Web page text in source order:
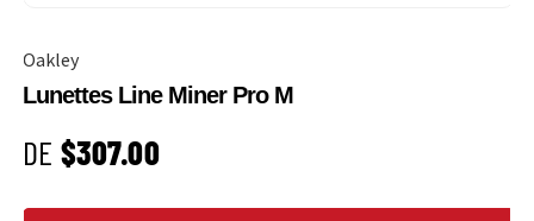
Oakley
Lunettes Line Miner Pro M
PRIX HABITUEL
DE $307.00